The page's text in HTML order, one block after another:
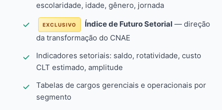
escolaridade, idade, gênero, jornada
EXCLUSIVO Índice de Futuro Setorial — direção
da transformação do CNAE
Indicadores setoriais: saldo, rotatividade, custo
CLT estimado, amplitude
Tabelas de cargos gerenciais e operacionais por
segmento